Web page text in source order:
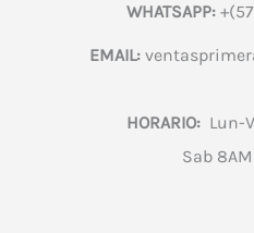
WHATSAPP:
EMAIL:
HORARIO:Lun-
Sab